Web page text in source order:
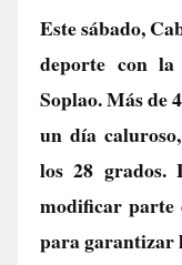
Este sábado,
deporte con
Soplao. Más de
un día
los 28 grados.
modificar
para garantizar